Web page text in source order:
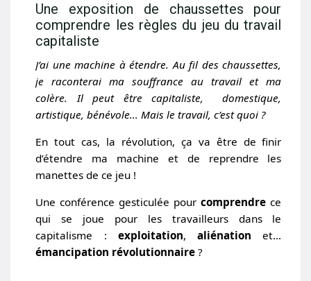
Une exposition de chaussettes pour
comprendre les règles du jeu du travail
capitaliste
J’ai une machine à étendre. Au ﬁl des chaussettes,
je raconterai ma souﬀrance au travail et ma
colère. Il peut être capitaliste, domestique,
artistique, bénévole… Mais le travail, c’est quoi ?
En tout cas, la révolution, ça va être de ﬁnir
d’étendre ma machine et de reprendre les
manettes de ce jeu !
Une conférence gesticulée pourcomprendre ce
qui se joue pour les travailleurs dans le
capitalisme : exploitation,aliénation et…
émancipation révolutionnaire ?